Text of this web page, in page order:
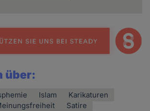
über:
Islam
Karikaturen
Satire